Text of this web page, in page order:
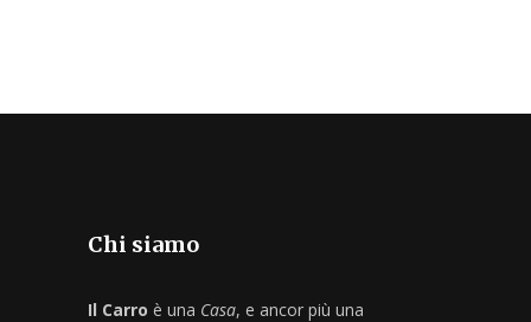
Chi siamo
Il Carro è una Casa, e ancor più una